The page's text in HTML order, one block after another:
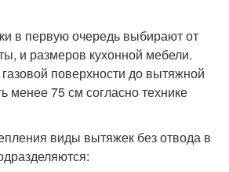
в первую очередь выбирают от
и размеров кухонной мебели.
поверхности до вытяжной
менее 75 см согласно технике
виды вытяжек без отвода в